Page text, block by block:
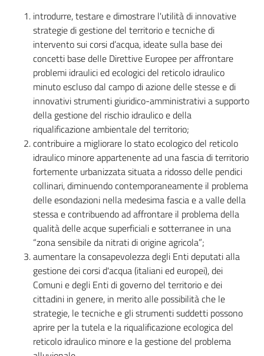
introdurre, testare e dimostrare l'utilità di innovative
strategie di gestione del territorio e tecniche di
intervento sui corsi d’acqua, ideate sulla base dei
concetti base delle Direttive Europee per affrontare
problemi idraulici ed ecologici del reticolo idraulico
minuto escluso dal campo di azione delle stesse e di
innovativi strumenti giuridico-amministrativi a supporto
della gestione del rischio idraulico e della
riqualificazione ambientale del territorio;
contribuire a migliorare lo stato ecologico del reticolo
idraulico minore appartenente ad una fascia di territorio
fortemente urbanizzata situata a ridosso delle pendici
collinari, diminuendo contemporaneamente il problema
delle esondazioni nella medesima fascia e a valle della
stessa e contribuendo ad affrontare il problema della
qualità delle acque superficiali e sotterranee in una
“zona sensibile da nitrati di origine agricola”;
aumentare la consapevolezza degli Enti deputati alla
gestione dei corsi d'acqua (italiani ed europei), dei
Comuni e degli Enti di governo del territorio e dei
cittadini in genere, in merito alle possibilità che le
strategie, le tecniche e gli strumenti suddetti possono
aprire per la tutela e la riqualificazione ecologica del
reticolo idraulico minore e la gestione del problema